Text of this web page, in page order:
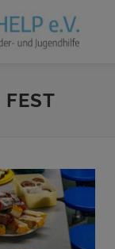
FEST